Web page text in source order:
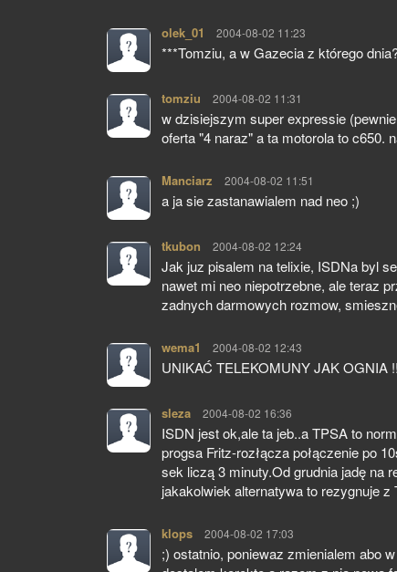
olek_01 pisze:
2004-08-02 11:23
***Tomziu, a w Gazecia z którego
tomziu pisze:
2004-08-02 11:31
w dzisiejszym super expressie
oferta "4 naraz" a ta motorola to c650.
Manciarz pisze:
2004-08-02 11:51
a ja sie zastanawialem nad neo ;)
tkubon pisze:
2004-08-02 12:24
Jak juz pisalem na telixie, ISDNa byl
nawet mi neo niepotrzebne, ale teraz
zadnych darmowych rozmow,
wema1 pisze:
2004-08-02 12:43
UNIKAĆ TELEKOMUNY JAK OGNIA
sleza pisze:
2004-08-02 16:36
ISDN jest ok,ale ta jeb..a TPSA to
progsa Fritz-rozłącza połączenie po
sek liczą 3 minuty.Od grudnia jadę na
jakakolwiek alternatywa to rezygnuje z
klops pisze:
2004-08-02 17:03
;) ostatnio, poniewaz zmienialem abo